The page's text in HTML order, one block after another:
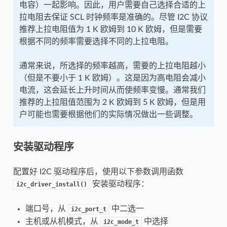
电容）一起影响。因此，用户需要自己选择合适的上
拉电阻去保证 SCL 时钟频率是准确的。尽管 I2C 协议
推荐上拉电阻值为 1 K 欧姆到 10 K 欧姆，但是需要
根据不同的频率需要选择不同的上拉电阻。
通常来说，所选择的频率越高，需要的上拉电阻越小
（但是不要小于 1 K 欧姆）。这是因为高电阻会减小
电流，这会延长上升时间从而使频率变慢。通常我们
推荐的上拉阻值范围为 2 K 欧姆到 5 K 欧姆，但是用
户可能也需要根据他们的实际情况做出一些调整。
安装驱动程序
配置好 I2C 驱动程序后，使用以下参数调用函数
i2c_driver_install() 安装驱动程序：
端口号，从 i2c_port_t
中二选一
主机或从机模式，从
i2c_mode_t 中选择